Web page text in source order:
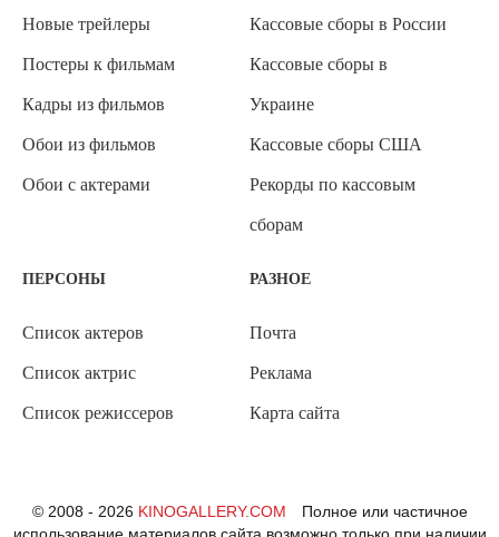
Новые трейлеры
Постеры к фильмам
Кадры из фильмов
Обои из фильмов
Обои с актерами
Кассовые сборы в России
Кассовые сборы в
Украине
Кассовые сборы США
Рекорды по кассовым
сборам
ПЕРСОНЫ
Список актеров
Список актрис
Список режиссеров
РАЗНОЕ
Почта
Реклама
Карта сайта
© 2008 - 2026 KINOGALLERY.COM
Полное или частичное
использование материалов сайта возможно только при наличии